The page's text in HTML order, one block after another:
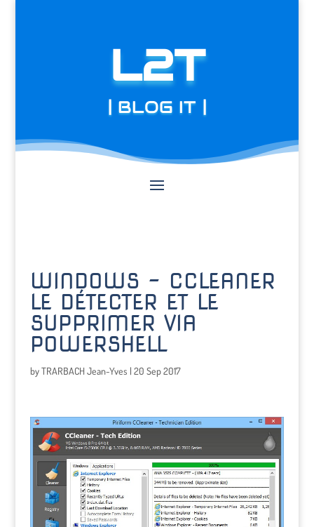
L2T
| BLOG IT |
WINDOWS – CCLEANER
LE DÉTECTER ET LE
SUPPRIMER VIA
POWERSHELL
byTRARBACH Jean-Yves | 20 Sep 2017